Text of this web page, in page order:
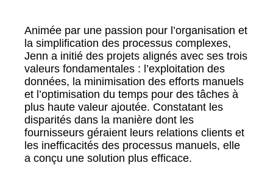
Animée par une passion pour l’organisation et
la simplification des processus complexes,
Jenn a initié des projets alignés avec ses trois
valeurs fondamentales : l’exploitation des
données, la minimisation des efforts manuels
et l’optimisation du temps pour des tâches à
plus haute valeur ajoutée. Constatant les
disparités dans la manière dont les
fournisseurs géraient leurs relations clients et
les inefficacités des processus manuels, elle
a conçu une solution plus efficace.